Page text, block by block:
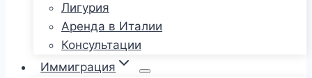
Лигурия
Аренда в Италии
Консультации
Иммиграция